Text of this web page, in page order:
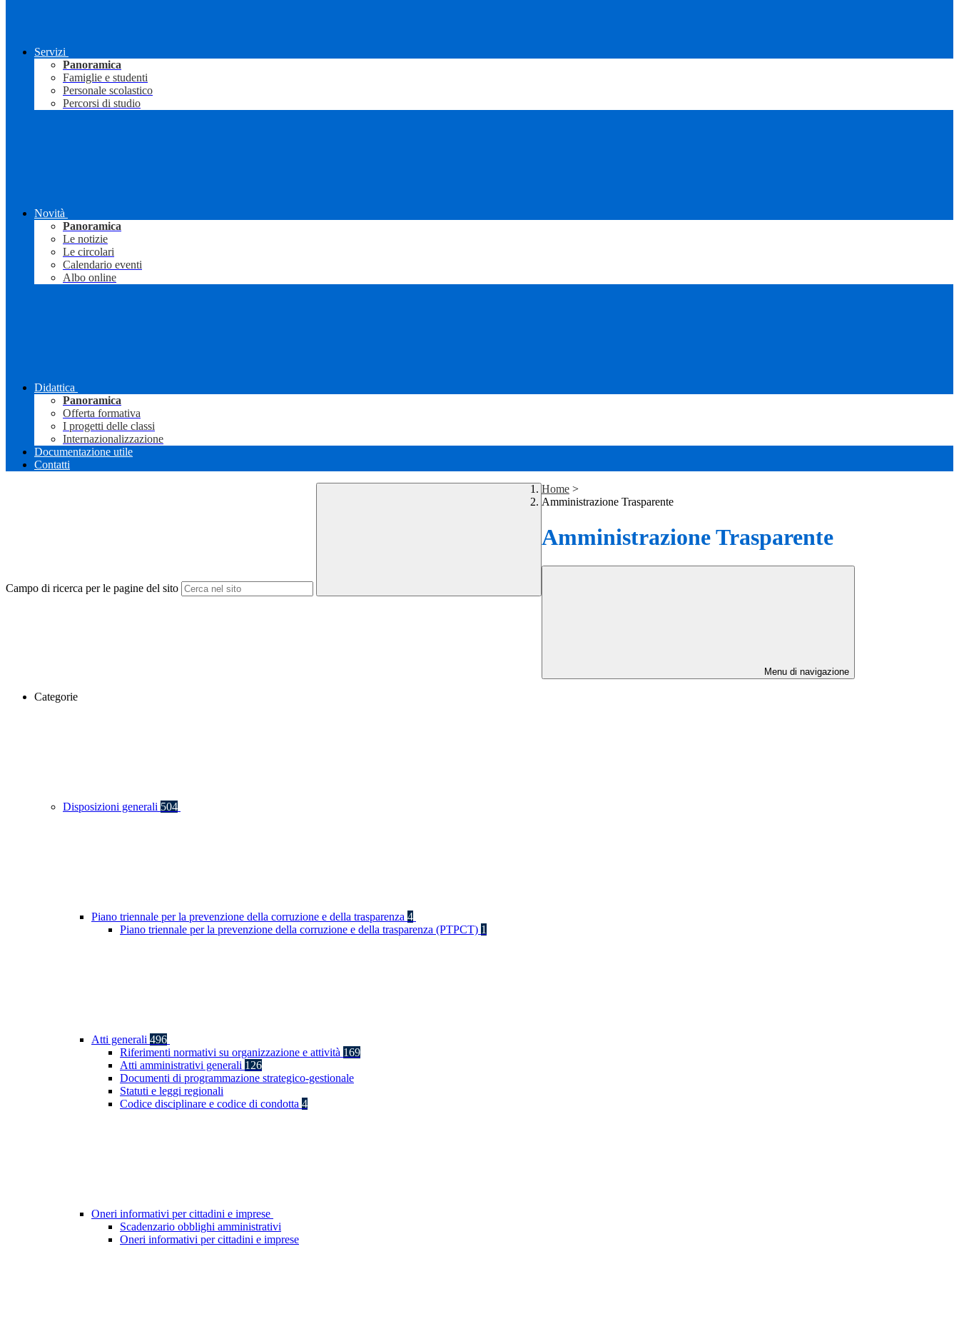
Servizi
Panoramica
Famiglie e studenti
Personale scolastico
Percorsi di studio
Novità
Panoramica
Le notizie
Le circolari
Calendario eventi
Albo online
Didattica
Panoramica
Offerta formativa
I progetti delle classi
Internazionalizzazione
Documentazione utile
Contatti
Campo di ricerca per le pagine del sito
Home >
Amministrazione Trasparente
Amministrazione Trasparente
Menu di navigazione
Categorie
Disposizioni generali 504
Piano triennale per la prevenzione della corruzione e della trasparenza 4
Piano triennale per la prevenzione della corruzione e della trasparenza (PTPCT) 1
Atti generali 496
Riferimenti normativi su organizzazione e attività 169
Atti amministrativi generali 126
Documenti di programmazione strategico-gestionale
Statuti e leggi regionali
Codice disciplinare e codice di condotta 4
Oneri informativi per cittadini e imprese
Scadenzario obblighi amministrativi
Oneri informativi per cittadini e imprese